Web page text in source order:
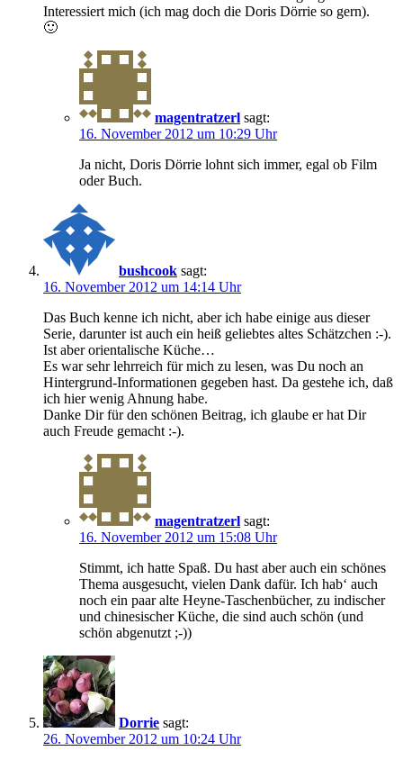
Interessiert mich (ich mag doch die Doris Dörrie so gern).
🙂
magentratzerl sagt:
16. November 2012 um 10:29 Uhr
Ja nicht, Doris Dörrie lohnt sich immer, egal ob Film
oder Buch.
bushcook sagt:
16. November 2012 um 14:14 Uhr
Das Buch kenne ich nicht, aber ich habe einige aus dieser
Serie, darunter ist auch ein heiß geliebtes altes Schätzchen :-).
Ist aber orientalische Küche…
Es war sehr lehrreich für mich zu lesen, was Du noch an
Hintergrund-Informationen gegeben hast. Da gestehe ich, daß
ich hier wenig Ahnung habe.
Danke Dir für den schönen Beitrag, ich glaube er hat Dir
auch Freude gemacht :-).
magentratzerl sagt:
16. November 2012 um 15:08 Uhr
Stimmt, ich hatte Spaß. Du hast aber auch ein schönes
Thema ausgesucht, vielen Dank dafür. Ich hab‘ auch
noch ein paar alte Heyne-Taschenbücher, zu indischer
und chinesischer Küche, die sind auch schön (und
schön abgenutzt ;-))
Dorrie sagt:
26. November 2012 um 10:24 Uhr